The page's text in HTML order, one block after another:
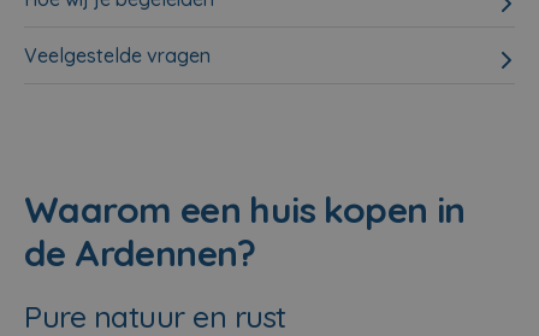
Veelgestelde vragen
Waarom een huis kopen in
de Ardennen?
Pure natuur en rust